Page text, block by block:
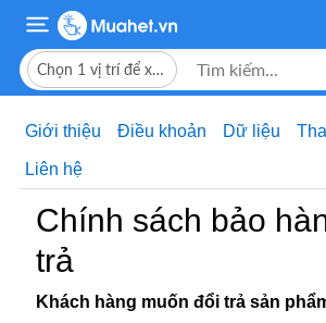
Chọn 1 vị trí để xem giá bán
Giới thiệu Điều khoản Dữ liệu
Liên hệ
Chính sách bảo
trả
Khách hàng muốn đổi trả sản